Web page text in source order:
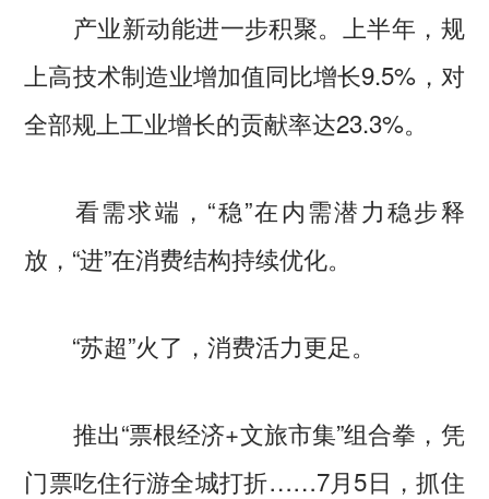
产业新动能进一步积聚。上半年，规
上高技术制造业增加值同比增长9.5%，对
全部规上工业增长的贡献率达23.3%。
看需求端，“稳”在内需潜力稳步释
放，“进”在消费结构持续优化。
“苏超”火了，消费活力更足。
推出“票根经济+文旅市集”组合拳，凭
门票吃住行游全城打折……7月5日，抓住